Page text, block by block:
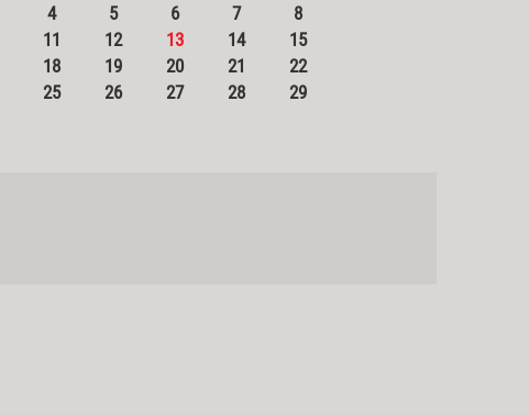
4 5 6 7
8
11 12 13 14
15
18 19 20 21
22
25 26 27 28
29